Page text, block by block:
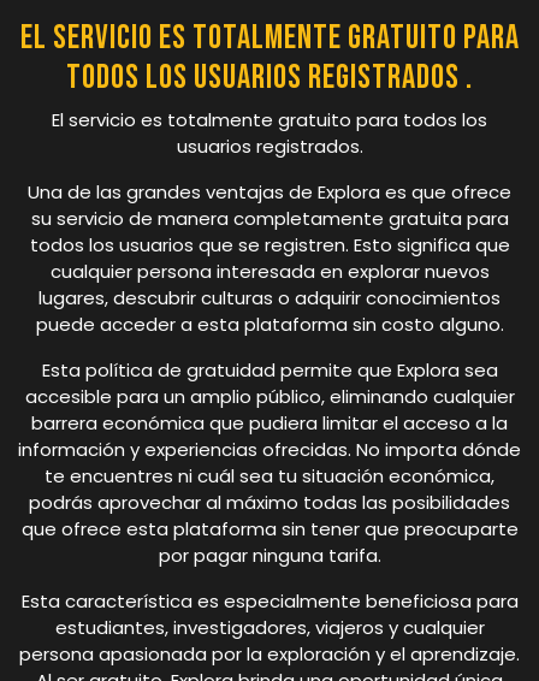
El servicio es totalmente gratuito para
todos los usuarios registrados .
El servicio es totalmente gratuito para todos los
usuarios registrados.
Una de las grandes ventajas de Explora es que ofrece
su servicio de manera completamente gratuita para
todos los usuarios que se registren. Esto significa que
cualquier persona interesada en explorar nuevos
lugares, descubrir culturas o adquirir conocimientos
puede acceder a esta plataforma sin costo alguno.
Esta política de gratuidad permite que Explora sea
accesible para un amplio público, eliminando cualquier
barrera económica que pudiera limitar el acceso a la
información y experiencias ofrecidas. No importa dónde
te encuentres ni cuál sea tu situación económica,
podrás aprovechar al máximo todas las posibilidades
que ofrece esta plataforma sin tener que preocuparte
por pagar ninguna tarifa.
Esta característica es especialmente beneficiosa para
estudiantes, investigadores, viajeros y cualquier
persona apasionada por la exploración y el aprendizaje.